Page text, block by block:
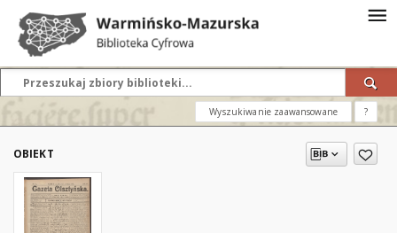
Wyszukiwanie zaawansowane ?
OBIEKT